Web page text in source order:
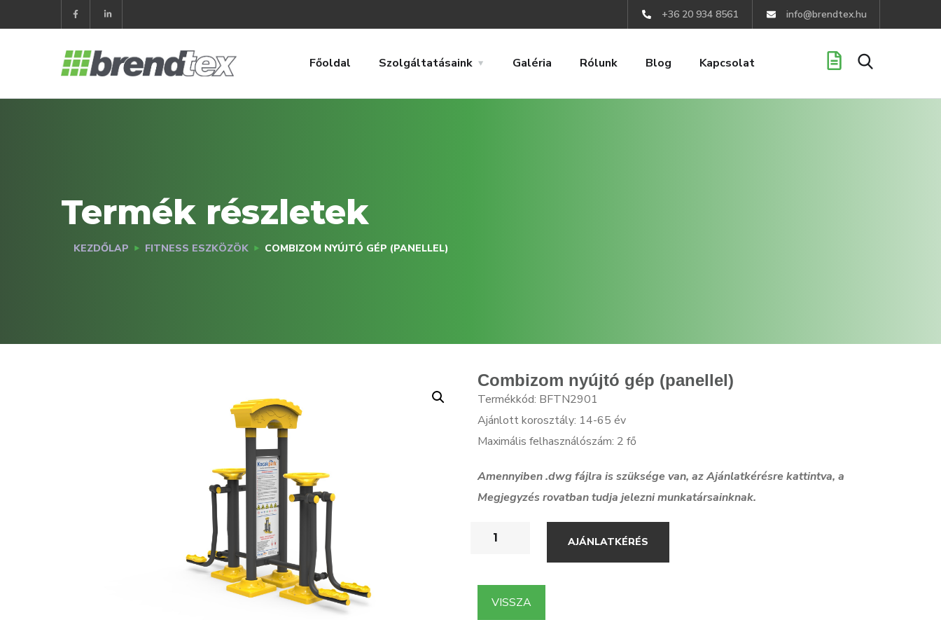
+36 20 934 8561 info@brendtex.hu
Főoldal Szolgáltatásaink Galéria Rólunk Blog Kapcsolat
Termék részletek
KEZDŐLAP FITNESS ESZKÖZÖK COMBIZOM NYÚJTÓ GÉP (PANELLEL)
Combizom nyújtó gép (panellel)
Termékkód: BFTN2901
Ajánlott korosztály: 14-65 év
Maximális felhasználószám: 2 fő
Amennyiben .dwg fájlra is szüksége van, az Ajánlatkérésre kattintva, a
Megjegyzés rovatban tudja jelezni munkatársainknak.
AJÁNLATKÉRÉS
VISSZA